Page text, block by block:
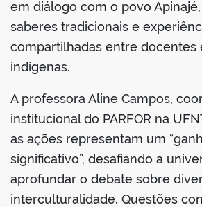
em diálogo com o povo
saberes tradicionais e
compartilhadas entre docentes
indígenas.
A professora Aline Campos,
institucional do PARFOR na
as ações representam um
significativo”, desafiando a
aprofundar o debate sobre
interculturalidade. Questões